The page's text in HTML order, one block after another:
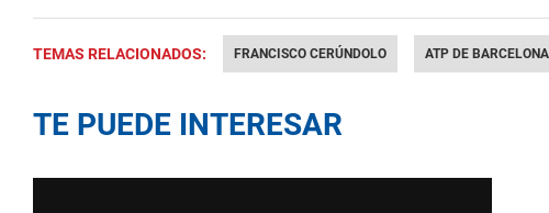
TEMAS RELACIONADOS: FRANCISCO CERÚNDOLO ATP DE BARCELONA
TE PUEDE INTERESAR